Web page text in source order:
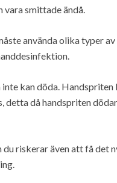
vara smittade ändå.
använda olika typer
kan döda. Handspriten
detta då handspriten
riskerar även att få det